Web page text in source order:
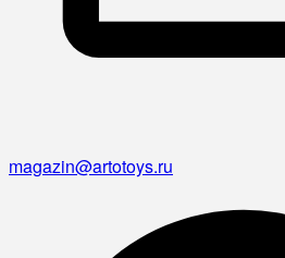
magazin@artotoys.ru